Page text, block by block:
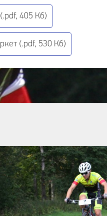
405 Кб)
(.pdf, 530 Кб)